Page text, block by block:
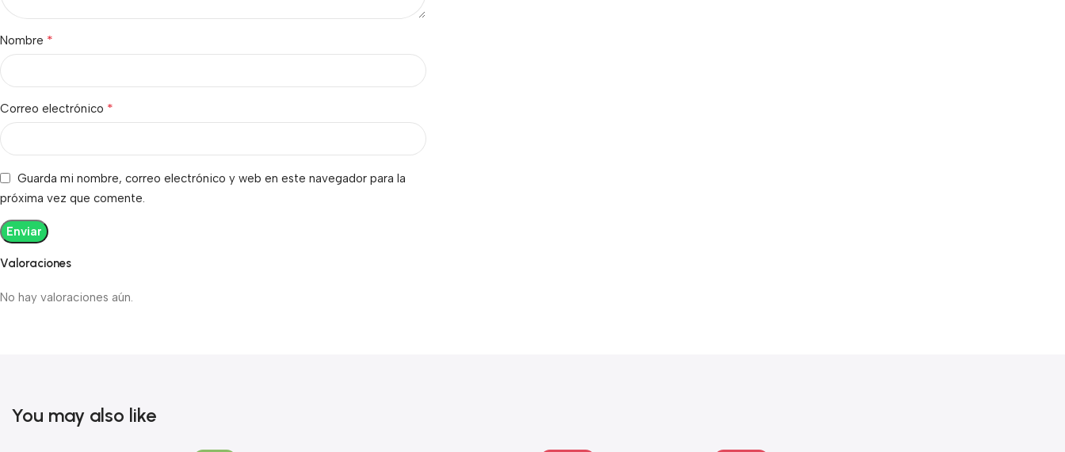
Valoraciones
No hay valoraciones aún.
Nombre *
Correo electrónico *
Guarda mi nombre, correo electrónico y web en este navegador para la
próxima vez que comente.
You may also like